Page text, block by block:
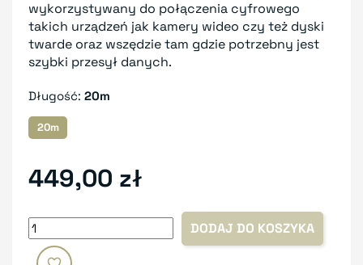
wykorzystywany do połączenia cyfrowego
takich urządzeń jak kamery wideo czy też dyski
twarde oraz wszędzie tam gdzie potrzebny jest
szybki przesył danych.
Długość: 20m
20m
449,00 zł
DODAJ DO KOSZYKA